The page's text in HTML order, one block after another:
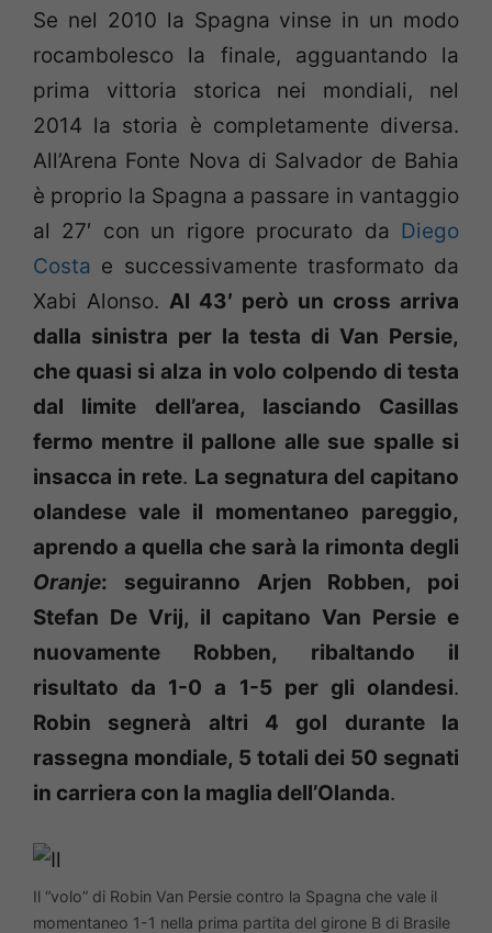
Se nel 2010 la Spagna vinse in un modo
rocambolesco la finale, agguantando la
prima vittoria storica nei mondiali, nel
2014 la storia è completamente diversa.
All’Arena Fonte Nova di Salvador de Bahia
è proprio la Spagna a passare in vantaggio
al 27′ con un rigore procurato da Diego
Costa e successivamente trasformato da
Xabi Alonso. Al 43′ però un cross arriva
dalla sinistra per la testa di Van Persie,
che quasi si alza in volo colpendo di testa
dal limite dell’area, lasciando Casillas
fermo mentre il pallone alle sue spalle si
insacca in rete. La segnatura del capitano
olandese vale il momentaneo pareggio,
aprendo a quella che sarà la rimonta degli
Oranje: seguiranno Arjen Robben, poi
Stefan De Vrij, il capitano Van Persie e
nuovamente Robben, ribaltando il
risultato da 1-0 a 1-5 per gli olandesi.
Robin segnerà altri 4 gol durante la
rassegna mondiale, 5 totali dei 50 segnati
in carriera con la maglia dell’Olanda.
Il “volo” di Robin Van Persie contro la Spagna che vale il
momentaneo 1-1 nella prima partita del girone B di Brasile